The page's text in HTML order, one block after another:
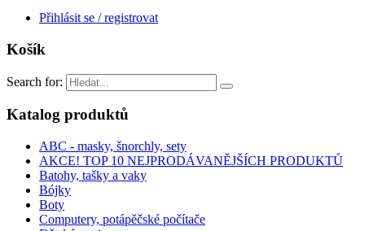
Přihlásit se / registrovat
Košík
Search for:
Katalog produktů
ABC - masky, šnorchly, sety
AKCE! TOP 10 NEJPRODÁVANĚJŠÍCH PRODUKTŮ
Batohy, tašky a vaky
Bójky
Boty
Computery, potápěčské počítače